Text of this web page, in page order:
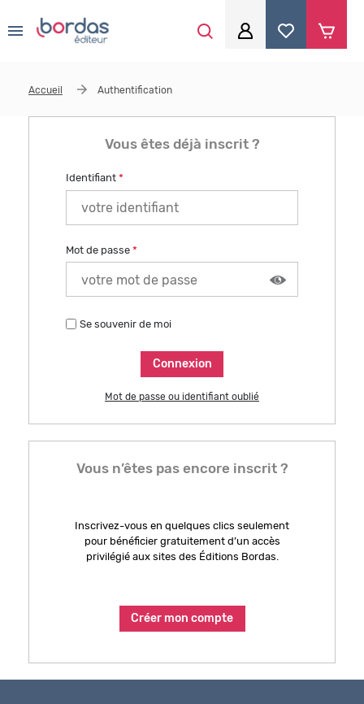
Je me connecte
Mot de passe*
Se souvenir de moi
Mot de passe ou identifiant oublié
Bénéficiez de tarifs préférentiels
Téléchargez des ressources gratuites
Accueil Authentification
Vous êtes déjà inscrit ?
Identifiant *
Mot de passe *
Se souvenir de moi
Mot de passe ou identifiant oublié
Vous n’êtes pas encore inscrit ?
Inscrivez-vous en quelques clics seulement
pour bénéficier gratuitement d’un accès
privilégié aux sites des Éditions Bordas.
Créer mon compte